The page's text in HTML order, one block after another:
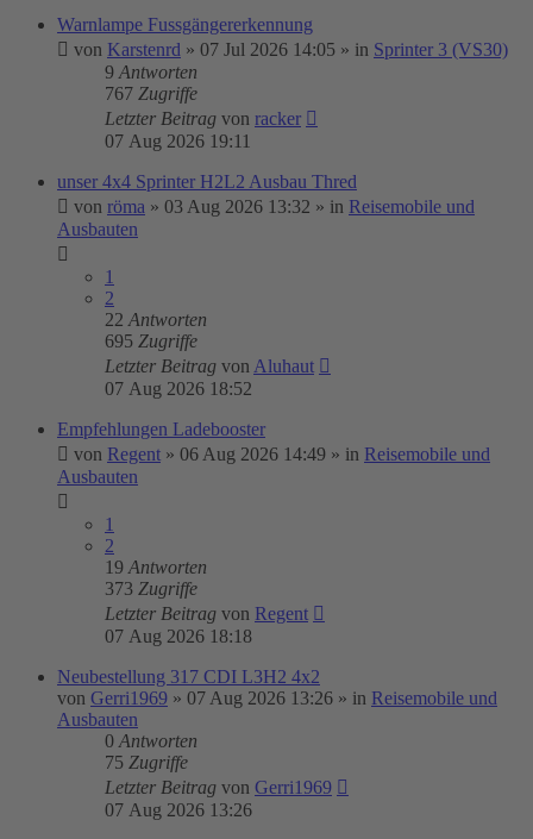
Warnlampe Fussgängererkennung
von Karstenrd » 07 Jul 2026 14:05 » in Sprinter 3 (VS30)
9 Antworten
767 Zugriffe
Letzter Beitrag von racker
07 Aug 2026 19:11
unser 4x4 Sprinter H2L2 Ausbau Thred
von röma » 03 Aug 2026 13:32 » in Reisemobile und
Ausbauten
1
2
22 Antworten
695 Zugriffe
Letzter Beitrag von Aluhaut
07 Aug 2026 18:52
Empfehlungen Ladebooster
von Regent » 06 Aug 2026 14:49 » in Reisemobile und
Ausbauten
1
2
19 Antworten
373 Zugriffe
Letzter Beitrag von Regent
07 Aug 2026 18:18
Neubestellung 317 CDI L3H2 4x2
von Gerri1969 » 07 Aug 2026 13:26 » in Reisemobile und
Ausbauten
0 Antworten
75 Zugriffe
Letzter Beitrag von Gerri1969
07 Aug 2026 13:26